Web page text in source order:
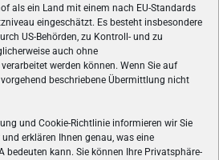
als ein Land mit einem nach EU-Standards
eingeschätzt. Es besteht insbesondere
US-Behörden, zu Kontroll- und zu
auch ohne
werden können. Wenn Sie auf
beschriebene Übermittlung nicht
und Cookie-Richtlinie informieren wir Sie
erklären Ihnen genau, was eine
bedeuten kann. Sie können Ihre Privatsphäre-
Gamers.at ist das älteste Online-
und bringt täglich aktuelle News,
PC- und Konsolenspielen, Gaming-
aus der Welt des e-Sport's.
UNS